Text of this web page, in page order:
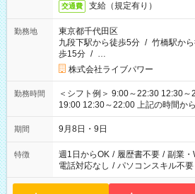
交通費 支給（規定有り）
勤務地
東京都千代田区
九段下駅から徒歩5分 / 竹橋駅か
歩15分 / …
株式会社ライブパワー
勤務時間
＜シフト例＞ 9:00～22:30 12:30
19:00 12:30～22:00 上記の時間から好きな時間を選べます！ ※
時間は変更となる可能性があります
期間 9月8日・9日
特徴 週1日からOK / 履歴書不要 / 副業・
電話対応なし / パソコンスキル不要